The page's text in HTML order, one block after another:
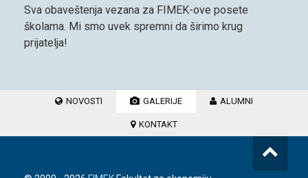
Sva obaveštenja vezana za FIMEK-ove posete
školama. Mi smo uvek spremni da širimo krug
prijatelja!
NOVOSTI GALERIJE ALUMNI
KONTAKT